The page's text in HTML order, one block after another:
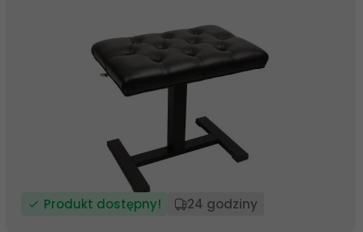
Produkt dostępny! 24 godziny